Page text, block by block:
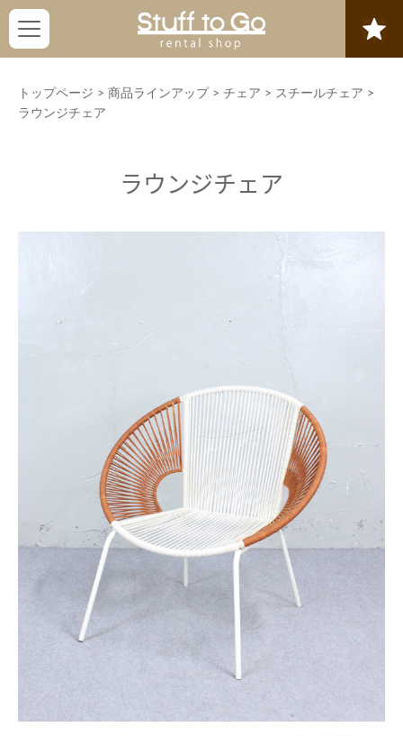
トップページ > 商品ラインアップ > チェア > スチールチェア >
ラウンジチェア
ラウンジチェア